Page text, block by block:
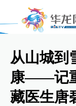
从山城到
康——记
藏医生唐